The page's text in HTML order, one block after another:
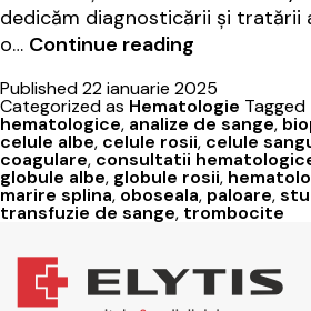
dedicăm diagnosticării și tratării
o… Continue reading
rare:
semne
și
diagnostic
Published22 ianuarie 2025
Categorized as Hematologie Tagged
hematologice, analize de sange,
celule albe, celule rosii, celule
coagulare, consultatii
globule albe, globule rosii,
marire splina,oboseala, paloare,
transfuzie de sange, trombocite